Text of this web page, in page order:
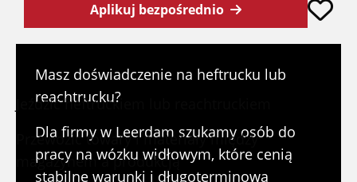
Aplikuj bezpośrednio
Masz doświadczenie na heftrucku lub
reachtrucku?
Dla firmy w Leerdam szukamy osób do
pracy na wózku widłowym, które cenią
stabilne warunki i długoterminową
Jeździć heftruckiem lub reachtruckiem
Przewozić towary i materiały między
magazynem a produkcją